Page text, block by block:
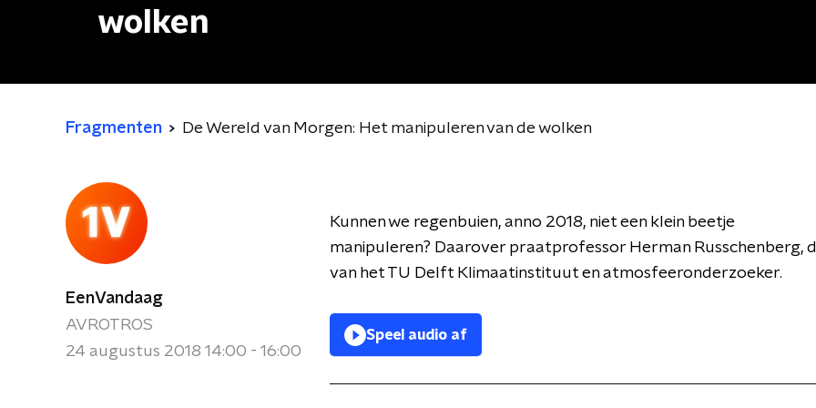
wolken
Fragmenten De Wereld van Morgen: Het manipuleren van de wolken
EenVandaag
AVROTROS
24 augustus 2018 14:00 - 16:00
Kunnen we regenbuien, anno 2018, niet een klein beetje
manipuleren? Daarover praatprofessor Herman Russchenberg,
van het TU Delft Klimaatinstituut en atmosfeeronderzoeker.
Speel audio af